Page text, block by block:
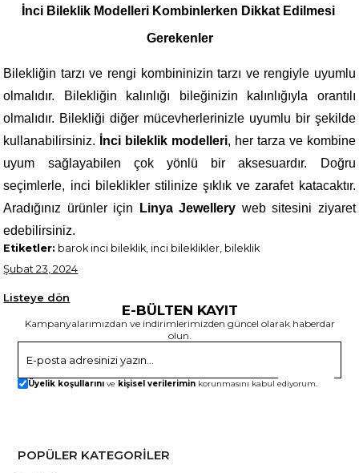
İnci Bileklik Modelleri Kombinlerken Dikkat Edilmesi
Gerekenler
Bilekliğin tarzı ve rengi kombininizin tarzı ve rengiyle uyumlu
olmalıdır. Bilekliğin kalınlığı bileğinizin kalınlığıyla orantılı
olmalıdır. Bilekliği diğer mücevherlerinizle uyumlu bir şekilde
kullanabilirsiniz.
İnci bileklik modelleri, her tarza ve kombine
uyum sağlayabilen çok yönlü bir aksesuardır. Doğru
seçimlerle, inci bileklikler stilinize şıklık ve zarafet katacaktır.
Aradığınız ürünler için
Linya Jewellery web sitesini ziyaret
edebilirsiniz.
Etiketler: barok inci bileklik, inci bileklikler, bileklik
Şubat 23, 2024
Listeye dön
E-BÜLTEN KAYIT
Kampanyalarımızdan ve indirimlerimizden güncel olarak haberdar
olun.
Üyelik koşullarını ve kişisel verilerimin korunmasını kabul ediyorum.
POPÜLER KATEGORİLER